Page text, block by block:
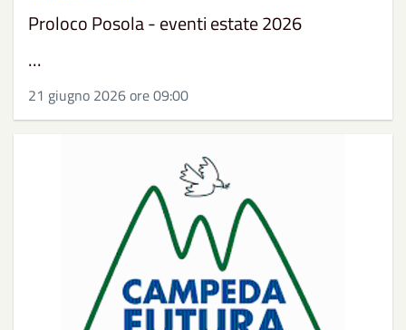
Proloco Posola - eventi estate 2026
...
21 giugno 2026 ore 09:00